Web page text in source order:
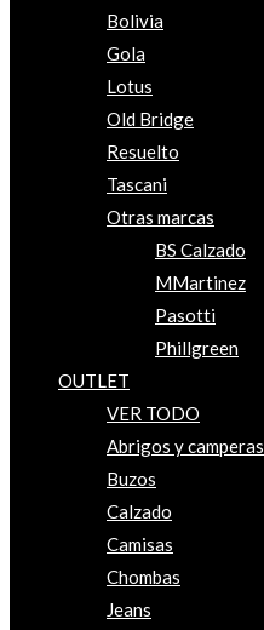
Bolivia
Gola
Lotus
Old Bridge
Resuelto
Tascani
Otras marcas
BS Calzado
MMartinez
Pasotti
Phillgreen
OUTLET
VER TODO
Abrigos y camperas
Buzos
Calzado
Camisas
Chombas
Jeans